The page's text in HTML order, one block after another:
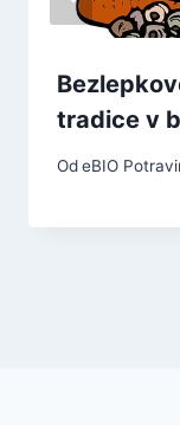
tradice v
OdeBIO